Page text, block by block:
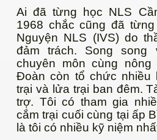
Ai đã từng học NLS
1968 chắc cũng đã
Nguyện NLS (IVS) do
đảm trách. Song song
chuyên môn cùng
Đoàn còn tổ chức nhiều
trại và lửa trại ban đêm.
trợ. Tôi có tham gia
cắm trại cuối cùng tại ấp
là tôi có nhiều kỹ niệm